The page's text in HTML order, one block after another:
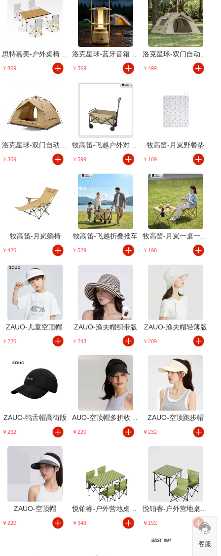
￥869 ￥369 ￥499
￥369 ￥599
牧高笛-月岚野餐垫
￥109
牧高笛-月岚躺椅
￥420
牧高笛-飞越折叠推车
￥529
牧高笛-月岚一桌一椅套装
￥198
ZAUO-儿童空顶帽
￥220
ZAUO-渔夫帽织带版
￥243
ZAUO-渔夫帽轻薄版
￥209
ZAUO-鸭舌帽高街版
￥232
AUO-空顶帽多折收纳版
￥220
ZAUO-空顶跑步帽
￥232
ZAUO-空顶帽
￥220 ￥348 ￥192
客服